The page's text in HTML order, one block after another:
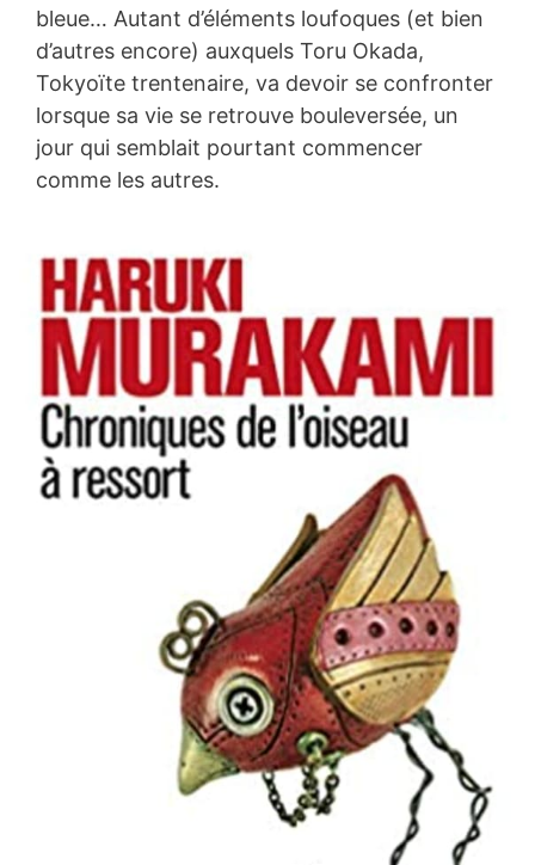
bleue… Autant d’éléments loufoques (et bien
d’autres encore) auxquels Toru Okada,
Tokyoïte trentenaire, va devoir se confronter
lorsque sa vie se retrouve bouleversée, un
jour qui semblait pourtant commencer
comme les autres.